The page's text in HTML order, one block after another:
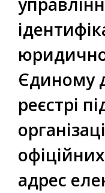
Єдиному
реєстрі
адрес